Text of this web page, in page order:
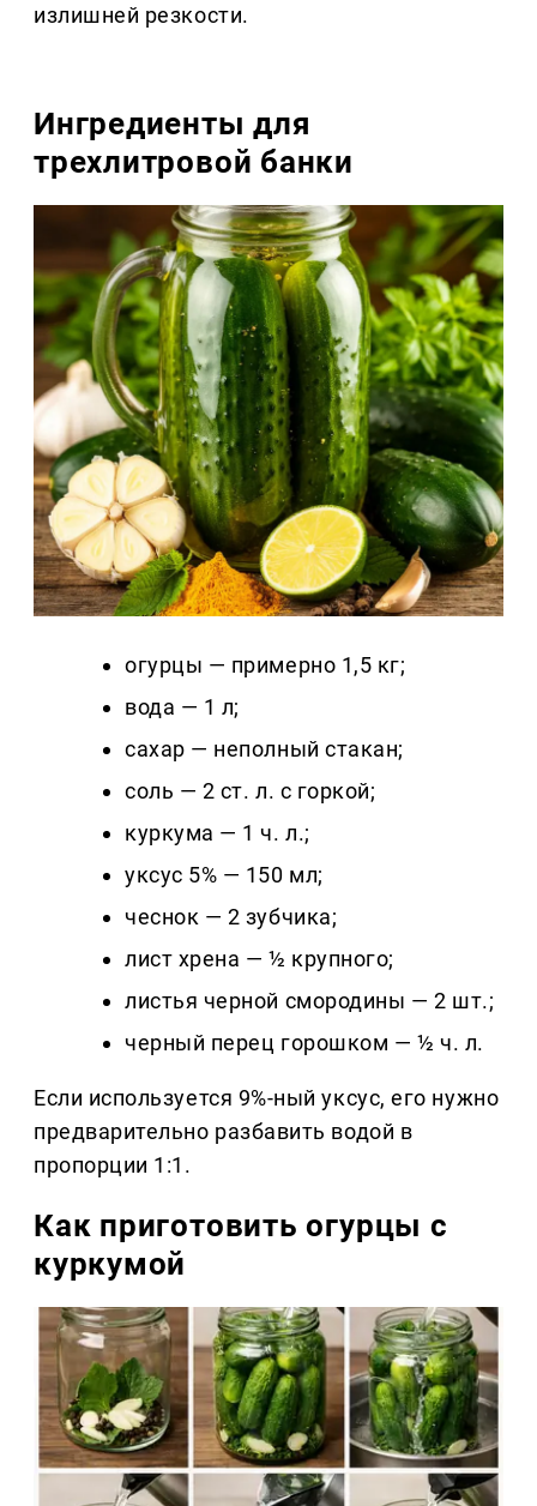
излишней резкости.
Ингредиенты для
трехлитровой банки
огурцы — примерно 1,5 кг;
вода — 1 л;
сахар — неполный стакан;
соль — 2 ст. л. с горкой;
куркума — 1 ч. л.;
уксус 5% — 150 мл;
чеснок — 2 зубчика;
лист хрена — ½ крупного;
листья черной смородины — 2 шт.;
черный перец горошком — ½ ч. л.
Если используется 9%-ный уксус, его нужно
предварительно разбавить водой в
пропорции 1:1.
Как приготовить огурцы с
куркумой